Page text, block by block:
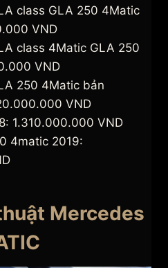
class GLA 250 4Matic
VND
class 4Matic GLA 250
VND
250 4Matic bản
VND
1.310.000.000 VND
4matic 2019:
Mercedes